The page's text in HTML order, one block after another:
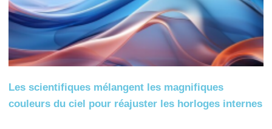
Les scientifiques mélangent les magnifiques
couleurs du ciel pour réajuster les horloges internes